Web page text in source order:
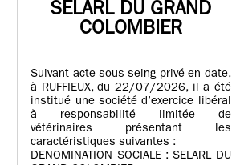
SELARL DU GRAND
COLOMBIER
Suivant acte sous seing privé en date,
à RUFFIEUX, du 22/07/2026, il a été
institué une société d’exercice libéral
à responsabilité limitée de
vétérinaires présentant les
caractéristiques suivantes :
DENOMINATION SOCIALE : SELARL DU